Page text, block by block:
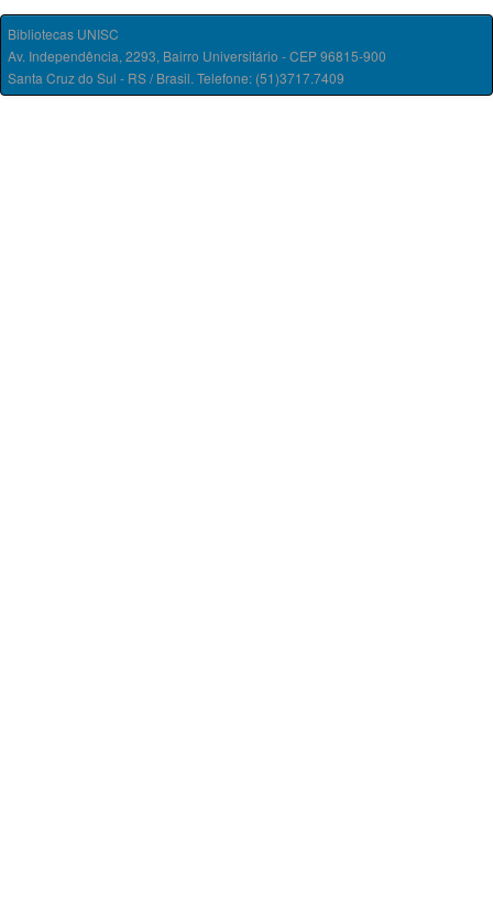
Bibliotecas UNISC
Av. Independência, 2293, Bairro Universitário - CEP 96815-900
Santa Cruz do Sul - RS / Brasil. Telefone: (51)3717.7409